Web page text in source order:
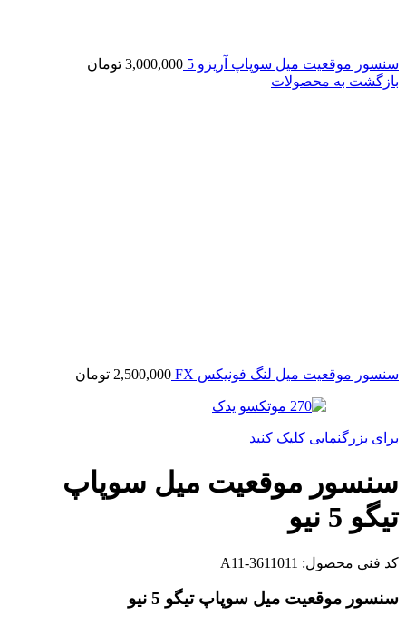
سنسور موقعیت میل سوپاپ آریزو 5 3,000,000 تومان
بازگشت به محصولات
سنسور موقعیت میل لنگ فونیکس FX 2,500,000 تومان
برای بزرگنمایی کلیک کنید
سنسور موقعیت میل سوپاپ
تیگو 5 نیو
کد فنی محصول: A11-3611011
سنسور موقعیت میل سوپاپ تیگو 5 نیو